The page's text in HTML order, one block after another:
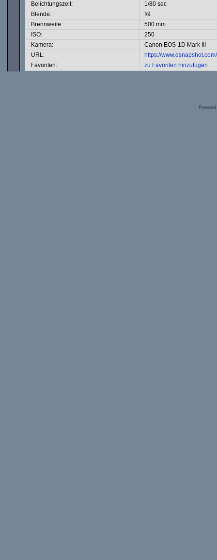
Belichtungszeit:
1/80 sec
Blende:
f/9
Brennweite:
500 mm
ISO:
250
Kamera:
Canon EOS-1D Mark III
URL:
https://
Favoriten:
zu Favoriten hinzufügen